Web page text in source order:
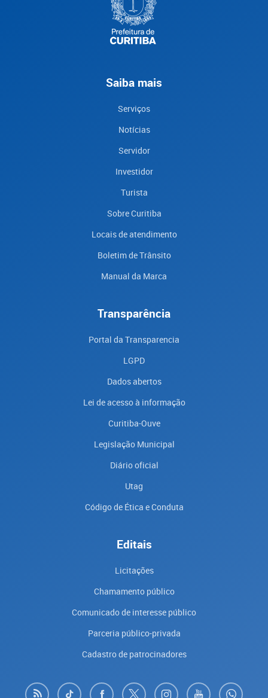
Saiba mais
Serviços
Notícias
Servidor
Investidor
Turista
Sobre Curitiba
Locais de atendimento
Boletim de Trânsito
Manual da Marca
Transparência
Portal da Transparencia
LGPD
Dados abertos
Lei de acesso à informação
Curitiba-Ouve
Legislação Municipal
Diário oficial
Utag
Código de Ética e Conduta
Editais
Licitações
Chamamento público
Comunicado de interesse público
Parceria público-privada
Cadastro de patrocinadores